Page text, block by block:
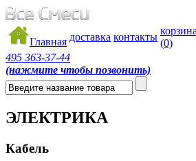
Главная доставка контакты
корзина
(0)
495 363-37-44
(нажмите чтобы позвонить)
ЭЛЕКТРИКА
Кабель